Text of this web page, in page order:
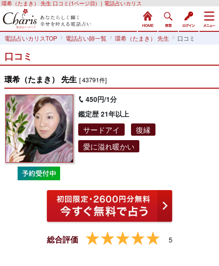
環希（たまき） 先生 口コミ(1ページ目) ｜電話占いカリス
電話占いカリスTOP 電話占い師一覧 環希（たまき） 先生 口コミ
口コミ
環希（たまき） 先生 [ 43791件]
450円/1分
鑑定歴 21年以上
サードアイ
復縁
愛に溢れ暖かい
総合評価 5